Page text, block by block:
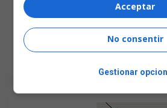
Acceptar
No consentir
Gestionar